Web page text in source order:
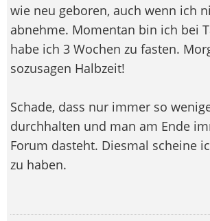
wie neu geboren, auch wenn ich
abnehme. Momentan bin ich bei
habe ich 3 Wochen zu fasten.
sozusagen Halbzeit!
Schade, dass nur immer so
durchhalten und man am Ende
Forum dasteht. Diesmal scheine
zu haben.